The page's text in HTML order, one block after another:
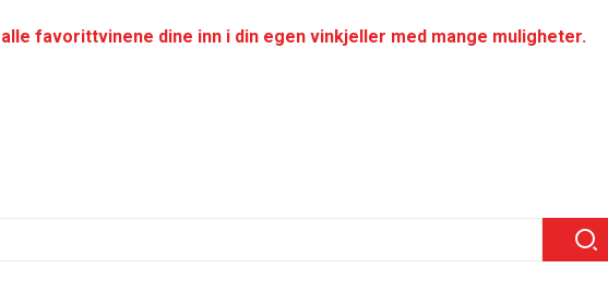
favorittvinene dine inn i din egen vinkjeller med mange muligheter.